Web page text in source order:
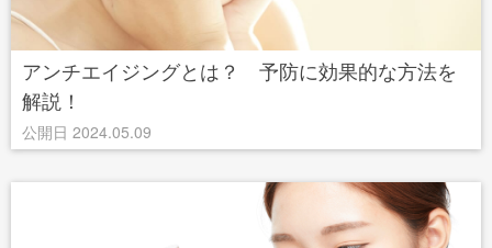
アンチエイジングとは？ 予防に効果的な方法を
解説！
公開日 2024.05.09